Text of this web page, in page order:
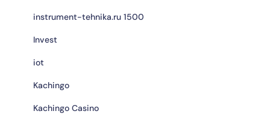
instrument-tehnika.ru 1500
Invest
iot
Kachingo
Kachingo Casino